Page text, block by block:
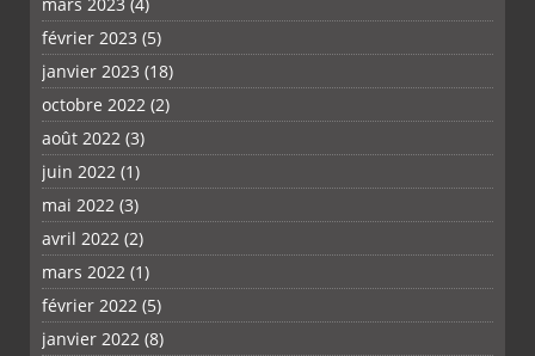
février 2023 (5)
janvier 2023 (18)
octobre 2022 (2)
août 2022 (3)
juin 2022 (1)
mai 2022 (3)
avril 2022 (2)
mars 2022 (1)
février 2022 (5)
janvier 2022 (8)